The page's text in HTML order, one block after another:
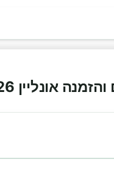
אונליין 2026